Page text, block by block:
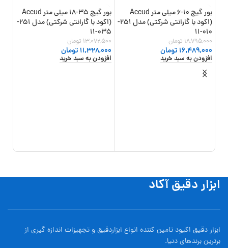
-12%
بور گیج 10-6 میلی متر Accud
(اکود با گارانتی شرکتی) مدل 251-
010-11
18,795,000تومان
16,489,000 تومان
افزودن به سبد خرید
-13%
بور گیج 35-18 میلی متر Accud
(اکود با گارانتی شرکتی) مدل 251-
035-11
13,072,500تومان
11,328,000 تومان
افزودن به سبد خرید
ابزار دقیق آکاد
ابزار دقیق اکیود تامین کننده انواع ابزاردقيق و تجهيزات اندازه گیری از
برترین برندهای دنیا.